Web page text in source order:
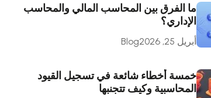
ما الفرق بين المحاسب المالي والمحاسب
الإداري؟
أبريل 25, 2026 Blog
خمسة أخطاء شائعة في تسجيل القيود
المحاسبية وكيف تتجنبها